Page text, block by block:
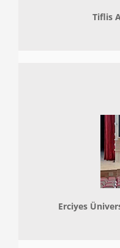
Tiflis
Erciyes